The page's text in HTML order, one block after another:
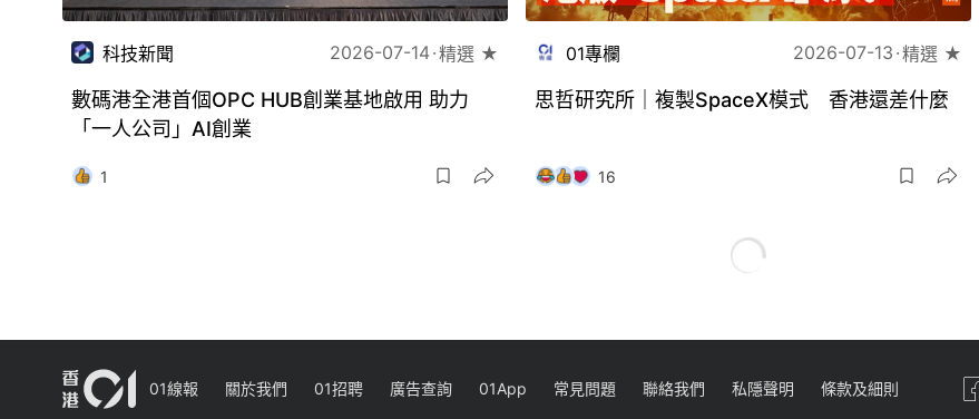
科技新聞 2026-07-14 精選 ★
數碼港全港首個OPC HUB創業基地啟用 助力
「一人公司」AI創業
1
01專欄 2026-07-13 精選 ★
思哲研究所｜複製SpaceX模式 香港還差什麼
16